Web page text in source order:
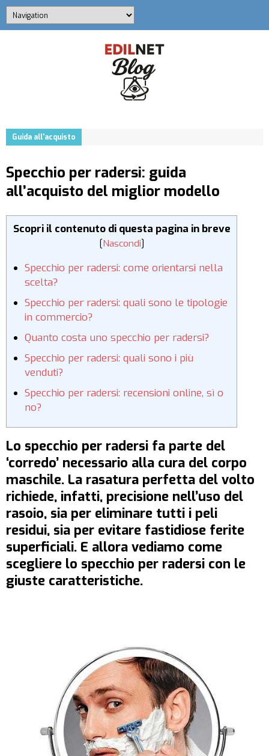
Guida all'acquisto
Specchio per radersi: guida
all’acquisto del miglior modello
Scopri il contenuto di questa pagina in breve
[Nascondi]
Specchio per radersi: come orientarsi nella
scelta?
Specchio per radersi: quali sono le tipologie
in commercio?
Quanto costa uno specchio per radersi?
Specchio per radersi: quali sono i più
venduti?
Specchio per radersi: recensioni online, sì o
no?
Lo specchio per radersi fa parte del
‘corredo’ necessario alla cura del corpo
maschile. La rasatura perfetta del volto
richiede, infatti, precisione nell’uso del
rasoio, sia per eliminare tutti i peli
residui, sia per evitare fastidiose ferite
superficiali. E allora vediamo come
scegliere lo specchio per radersi con le
giuste caratteristiche.